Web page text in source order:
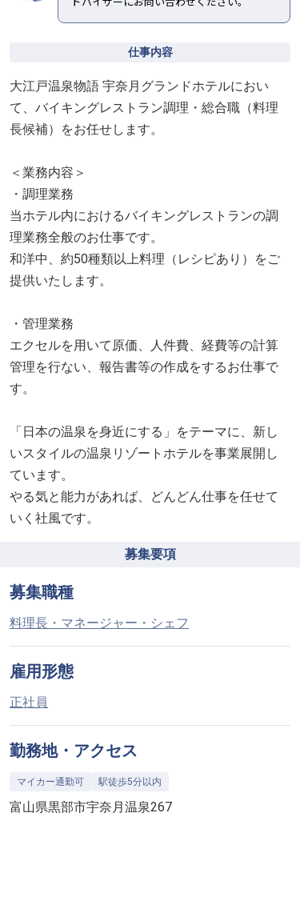
仕事内容
大江戸温泉物語 宇奈月グランドホテルにおい
て、バイキングレストラン調理・総合職（料理
長候補）をお任せします。
＜業務内容＞
・調理業務
当ホテル内におけるバイキングレストランの調
理業務全般のお仕事です。
和洋中、約50種類以上料理（レシピあり）をご
提供いたします。
・管理業務
エクセルを用いて原価、人件費、経費等の計算
管理を行ない、報告書等の作成をするお仕事で
す。
「日本の温泉を身近にする」をテーマに、新し
いスタイルの温泉リゾートホテルを事業展開し
ています。
やる気と能力があれば、どんどん仕事を任せて
いく社風です。
募集要項
募集職種
料理長・マネージャー・シェフ
雇用形態
正社員
勤務地・アクセス
マイカー通勤可 駅徒歩5分以内
富山県黒部市宇奈月温泉267